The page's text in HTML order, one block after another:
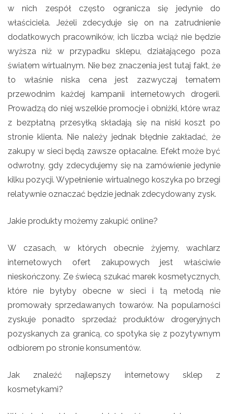
w nich zespół często ogranicza się jedynie do
właściciela. Jeżeli zdecyduje się on na zatrudnienie
dodatkowych pracowników, ich liczba wciąż nie będzie
wyższa niż w przypadku sklepu, działającego poza
światem wirtualnym. Nie bez znaczenia jest tutaj fakt, że
to właśnie niska cena jest zazwyczaj tematem
przewodnim każdej kampanii internetowych drogerii.
Prowadzą do niej wszelkie promocje i obniżki, które wraz
z bezpłatną przesyłką składają się na niski koszt po
stronie klienta. Nie należy jednak błędnie zakładać, że
zakupy w sieci będą zawsze opłacalne. Efekt może być
odwrotny, gdy zdecydujemy się na zamówienie jedynie
kilku pozycji. Wypełnienie wirtualnego koszyka po brzegi
relatywnie oznaczać będzie jednak zdecydowany zysk.
Jakie produkty możemy zakupić online?
W czasach, w których obecnie żyjemy, wachlarz
internetowych ofert zakupowych jest właściwie
nieskończony. Ze świecą szukać marek kosmetycznych,
które nie byłyby obecne w sieci i tą metodą nie
promowały sprzedawanych towarów. Na popularności
zyskuje ponadto sprzedaż produktów drogeryjnych
pozyskanych za granicą, co spotyka się z pozytywnym
odbiorem po stronie konsumentów.
Jak znaleźć najlepszy internetowy sklep z
kosmetykami?